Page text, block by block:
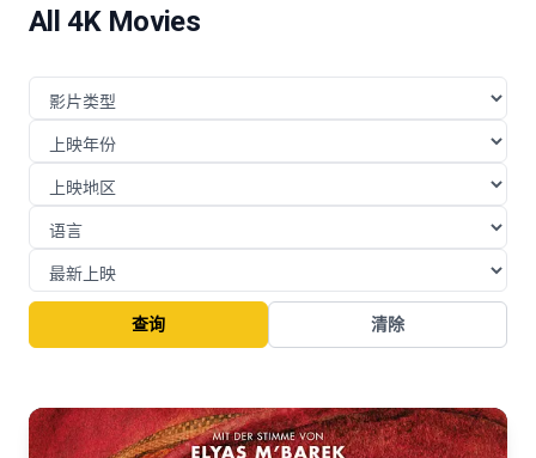
All 4K Movies
查询 清除